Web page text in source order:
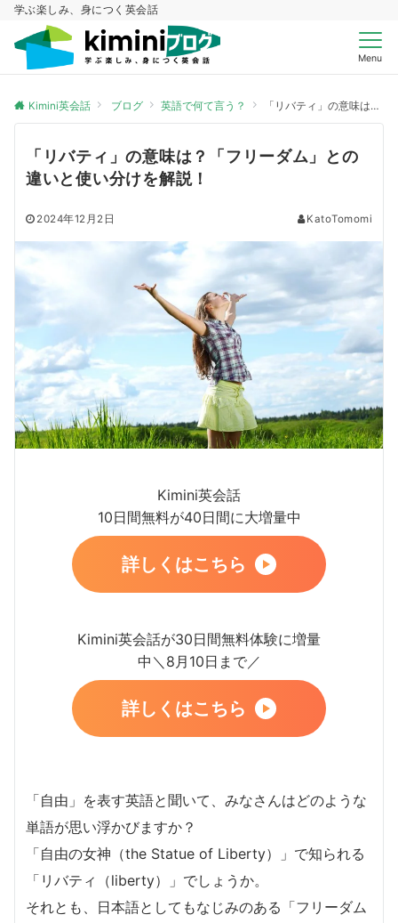
学ぶ楽しみ、身につく英会話
Menu
Kimini英会話 ブログ 英語で何て言う？ 「リバティ」の意味は？「フリーダム」との違いと使い分けを解説！
「リバティ」の意味は？「フリーダム」との
違いと使い分けを解説！
2024年12月2日 KatoTomomi
Kimini英会話
10日間無料が40日間に大増量中
詳しくはこちら
Kimini英会話が30日間無料体験に増量
中＼8月10日まで／
詳しくはこちら
「自由」を表す英語と聞いて、みなさんはどのような
単語が思い浮かびますか？
「自由の女神（the Statue of Liberty）」で知られる
「リバティ（liberty）」でしょうか。
それとも、日本語としてもなじみのある「フリーダム